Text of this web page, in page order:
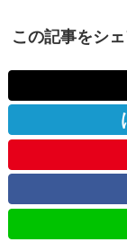
この記事をシ